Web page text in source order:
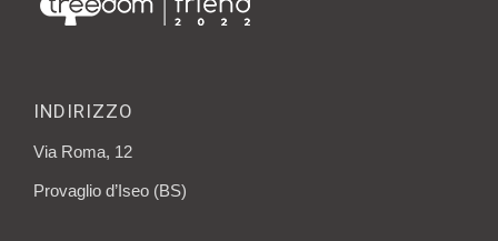
INDIRIZZO
Via Roma, 12
Provaglio d’Iseo (BS)